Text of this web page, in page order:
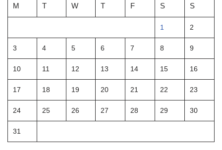
M T W T F S S
1 2
3 4 5 6 7 8 9
10 11 12 13 14 15 16
17 18 19 20 21 22 23
24 25 26 27 28 29 30
31